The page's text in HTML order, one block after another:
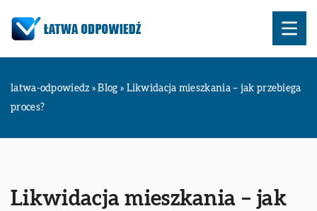
latwa-odpowiedz »Blog » Likwidacja mieszkania – jak przebiega
proces?
Likwidacja mieszkania – jak